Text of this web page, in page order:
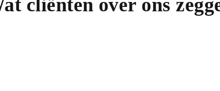
cliënten over ons